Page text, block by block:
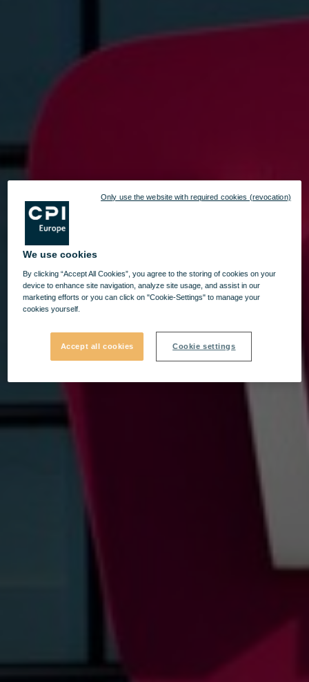
We use cookies
By clicking “Accept All Cookies”, you agree to the storing of cookies on your
device to enhance site navigation, analyze site usage, and assist in our
marketing efforts or you can click on "Cookie-Settings" to manage your
cookies yourself.
Accept all cookies Cookie settings
Only use the website with required cookies (revocation)